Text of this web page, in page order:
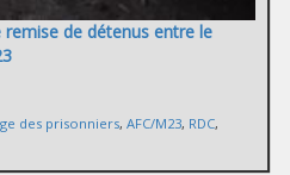
remise de détenus entre le
des prisonniers, AFC/M23, RDC,